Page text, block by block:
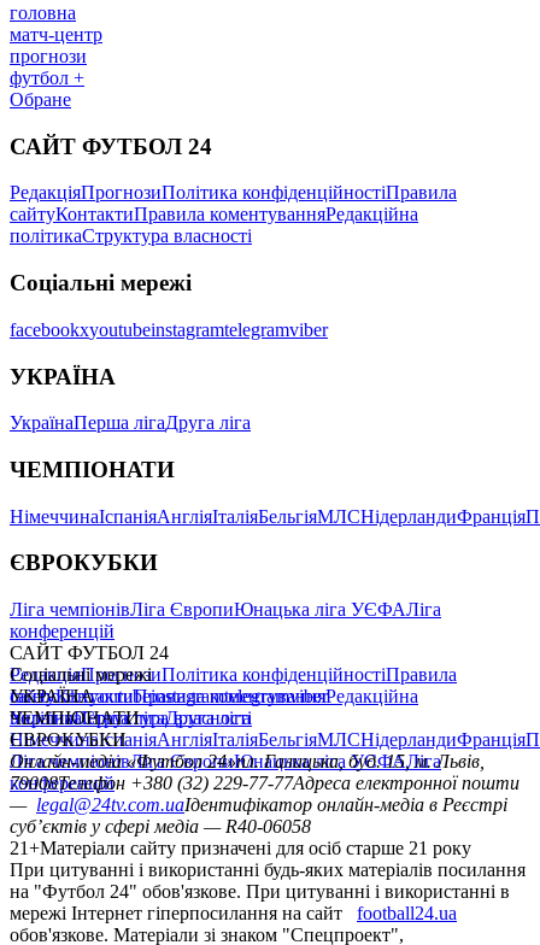
головна
матч-центр
прогнози
футбол +
Обране
САЙТ ФУТБОЛ 24
РедакціяПрогнозиПолітика конфіденційностіПравила
сайтуКонтактиПравила коментуванняРедакційна
політикаСтруктура власності
Соціальні мережі
facebookxyoutubeinstagramtelegramviber
УКРАЇНА
УкраїнаПерша лігаДруга ліга
ЧЕМПІОНАТИ
НімеччинаІспаніяАнгліяІталіяБельгіяМЛСНідерландиФранція
ЄВРОКУБКИ
Ліга чемпіонівЛіга ЄвропиЮнацька ліга УЄФАЛіга
конференцій
САЙТ ФУТБОЛ 24
РедакціяПрогнозиПолітика конфіденційностіПравила
сайтуКонтактиПравила коментуванняРедакційна
політикаСтруктура власності
Соціальні мережі
facebookxyoutubeinstagramtelegramviber
УКРАЇНА
УкраїнаПерша лігаДруга ліга
ЧЕМПІОНАТИ
НімеччинаІспаніяАнгліяІталіяБельгіяМЛСНідерландиФранція
ЄВРОКУБКИ
Ліга чемпіонівЛіга ЄвропиЮнацька ліга УЄФАЛіга
конференцій
Онлайн-медіа «Футбол 24»пл. Галицька, буд. 15, м. Львів,
79008Телефон +380 (32) 229-77-77Адреса електронної пошти
— legal@24tv.com.uaІдентифікатор онлайн-медіа в Реєстрі
суб’єктів у сфері медіа — R40-06058
21+Матеріали сайту призначені для осіб старше 21 року
При цитуванні і використанні будь-яких матеріалів посилання
на "Футбол 24" обов'язкове. При цитуванні і використанні в
мережі Інтернет гіперпосилання на сайт
football24.ua
обов'язкове. Матеріали зі знаком "Спецпроект",